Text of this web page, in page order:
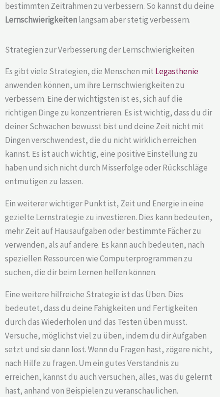
bestimmten Zeitrahmen zu verbessern. So kannst du deine
Lernschwierigkeitenlangsam aber stetig verbessern.
Strategien zur Verbesserung der Lernschwierigkeiten
Es gibt viele Strategien, die Menschen mit Legasthenie
anwenden können, um ihre Lernschwierigkeiten zu
verbessern. Eine der wichtigsten ist es, sich auf die
richtigen Dinge zu konzentrieren. Es ist wichtig, dass du dir
deiner Schwächen bewusst bist und deine Zeit nicht mit
Dingen verschwendest, die du nicht wirklich erreichen
kannst. Es ist auch wichtig, eine positive Einstellung zu
haben und sich nicht durch Misserfolge oder Rückschläge
entmutigen zu lassen.
Ein weiterer wichtiger Punkt ist, Zeit und Energie in eine
gezielte Lernstrategie zu investieren. Dies kann bedeuten,
mehr Zeit auf Hausaufgaben oder bestimmte Fächer zu
verwenden, als auf andere. Es kann auch bedeuten, nach
speziellen Ressourcen wie Computerprogrammen zu
suchen, die dir beim Lernen helfen können.
Eine weitere hilfreiche Strategie ist das Üben. Dies
bedeutet, dass du deine Fähigkeiten und Fertigkeiten
durch das Wiederholen und das Testen üben musst.
Versuche, möglichst viel zu üben, indem du dir Aufgaben
setzt und sie dann löst. Wenn du Fragen hast, zögere nicht,
nach Hilfe zu fragen. Um ein gutes Verständnis zu
erreichen, kannst du auch versuchen, alles, was du gelernt
hast, anhand von Beispielen zu veranschaulichen.